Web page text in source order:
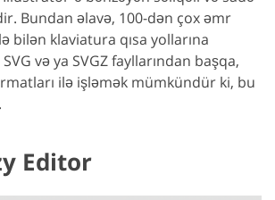
Bundan əlavə, 100-dən çox əmr
bilən klaviatura qısa yollarına
və ya SVGZ fayllarından başqa,
ilə işləmək mümkündür ki, bu
Editor